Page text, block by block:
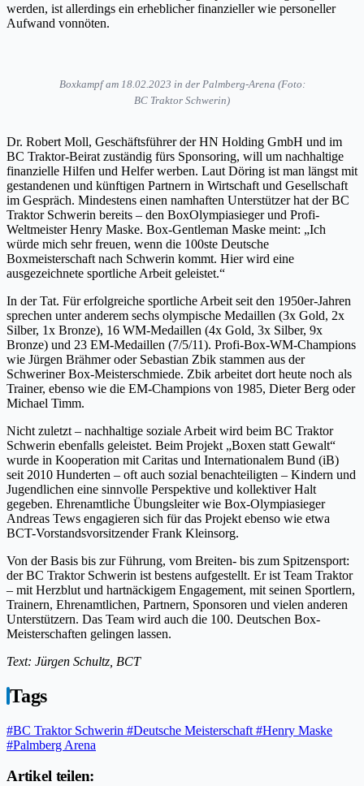
werden, ist allerdings ein erheblicher finanzieller wie personeller
Aufwand vonnöten.
Boxkampf am 18.02.2023 in der Palmberg-Arena (Foto:
BC Traktor Schwerin)
Dr. Robert Moll, Geschäftsführer der HN Holding GmbH und im
BC Traktor-Beirat zuständig fürs Sponsoring, will um nachhaltige
finanzielle Hilfen und Helfer werben. Laut Döring ist man längst mit
gestandenen und künftigen Partnern in Wirtschaft und Gesellschaft
im Gespräch. Mindestens einen namhaften Unterstützer hat der BC
Traktor Schwerin bereits – den BoxOlympiasieger und Profi-
Weltmeister Henry Maske. Box-Gentleman Maske meint: „Ich
würde mich sehr freuen, wenn die 100ste Deutsche
Boxmeisterschaft nach Schwerin kommt. Hier wird eine
ausgezeichnete sportliche Arbeit geleistet.“
In der Tat. Für erfolgreiche sportliche Arbeit seit den 1950er-Jahren
sprechen unter anderem sechs olympische Medaillen (3x Gold, 2x
Silber, 1x Bronze), 16 WM-Medaillen (4x Gold, 3x Silber, 9x
Bronze) und 23 EM-Medaillen (7/5/11). Profi-Box-WM-Champions
wie Jürgen Brähmer oder Sebastian Zbik stammen aus der
Schweriner Box-Meisterschmiede. Zbik arbeitet dort heute noch als
Trainer, ebenso wie die EM-Champions von 1985, Dieter Berg oder
Michael Timm.
Nicht zuletzt – nachhaltige soziale Arbeit wird beim BC Traktor
Schwerin ebenfalls geleistet. Beim Projekt „Boxen statt Gewalt“
wurde in Kooperation mit Caritas und Internationalem Bund (iB)
seit 2010 Hunderten – oft auch sozial benachteiligten – Kindern und
Jugendlichen eine sinnvolle Perspektive und kollektiver Halt
gegeben. Ehrenamtliche Übungsleiter wie Box-Olympiasieger
Andreas Tews engagieren sich für das Projekt ebenso wie etwa
BCT-Vorstandsvorsitzender Frank Kleinsorg.
Von der Basis bis zur Führung, vom Breiten- bis zum Spitzensport:
der BC Traktor Schwerin ist bestens aufgestellt. Er ist Team Traktor
– mit Herzblut und hartnäckigem Engagement, mit seinen Sportlern,
Trainern, Ehrenamtlichen, Partnern, Sponsoren und vielen anderen
Unterstützern. Das Team wird auch die 100. Deutschen Box-
Meisterschaften gelingen lassen.
Text: Jürgen Schultz, BCT
Tags
#BC Traktor Schwerin #Deutsche Meisterschaft #Henry Maske
#Palmberg Arena
Artikel teilen: